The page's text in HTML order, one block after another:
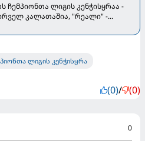
ჩემპიონთა ლიგის კენჭისყრაა -
კალათაშია, "რეალი" -
ლიგის კენჭისყრა
(0)/ (0)
0